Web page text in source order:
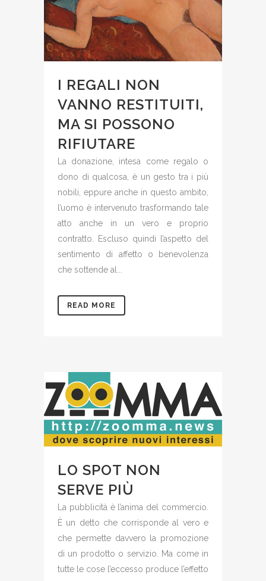
I REGALI NON
VANNO RESTITUITI,
MA SI POSSONO
RIFIUTARE
La donazione, intesa come regalo o
dono di qualcosa, è un gesto tra i più
nobili, eppure anche in questo ambito,
l’uomo è intervenuto trasformando tale
atto anche in un vero e proprio
contratto. Escluso quindi l’aspetto del
sentimento di affetto o benevolenza
che sottende al...
READ MORE
LO SPOT NON
SERVE PIÙ
La pubblicità è l’anima del commercio.
È un detto che corrisponde al vero e
che permette davvero la promozione
di un prodotto o servizio. Ma come in
tutte le cose l’eccesso produce l’effetto